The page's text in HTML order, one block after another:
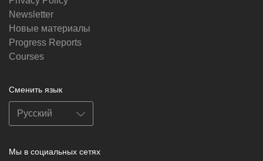
Newsletter
Новые материалы
Progress Reports
Courses
Сменить язык
Мы в социальных сетях